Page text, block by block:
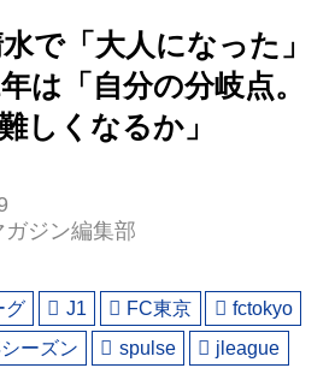
水で「大人になった」
は「自分の分岐点。
しくなるか」
ジン編集部
グ J1 FC東京
fctokyo
ーズン spulse jleague